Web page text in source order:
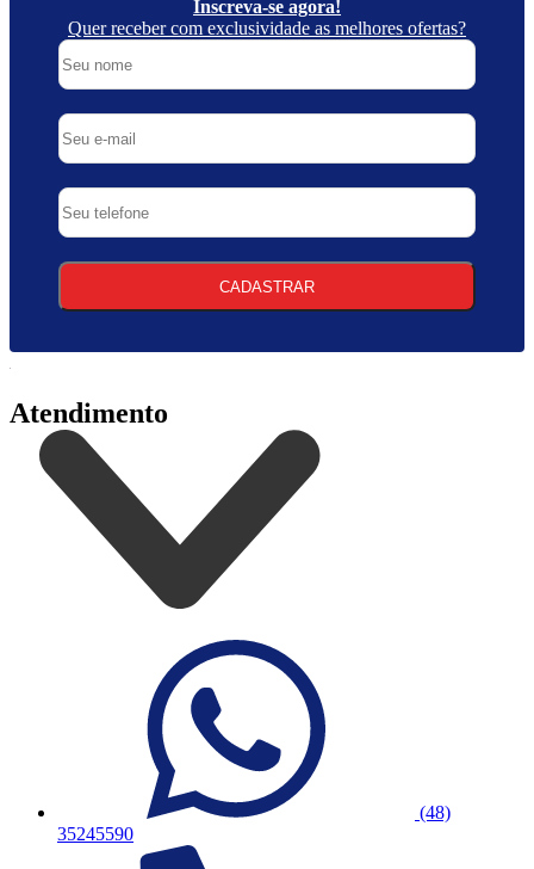
Inscreva-se agora!
Quer receber com exclusividade as melhores ofertas?
CADASTRAR
Atendimento
(48)
35245590